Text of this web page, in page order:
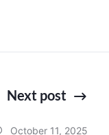
Next post
October 11, 2025